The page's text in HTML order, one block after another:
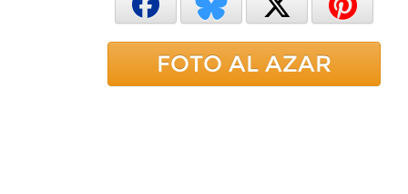
FOTO AL AZAR